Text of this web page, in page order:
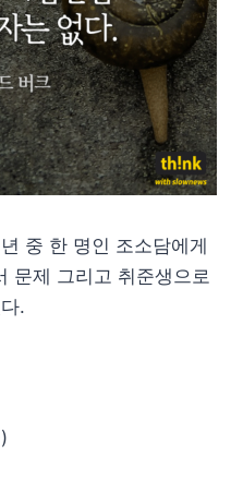
중 한 명인 조소담에게
문제 그리고 취준생으로
.